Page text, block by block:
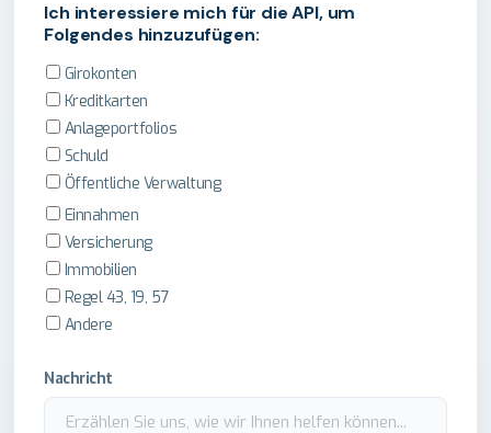
Ich interessiere mich für die API, um
Folgendes hinzuzufügen:
Girokonten
Kreditkarten
Anlageportfolios
Schuld
Öffentliche Verwaltung
Einnahmen
Versicherung
Immobilien
Regel 43, 19, 57
Andere
Nachricht